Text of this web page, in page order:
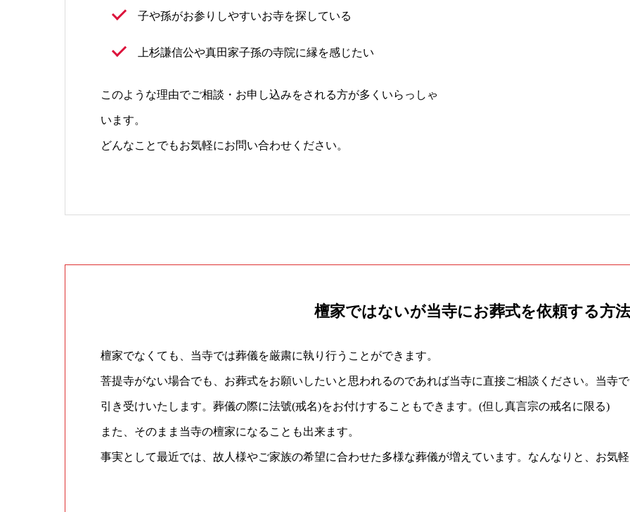
子や孫がお参りしやすいお寺を探している
上杉謙信公や真田家子孫の寺院に縁を感じたい
このような理由でご相談・お申し込みをされる方が多くいらっしゃ
います。
どんなことでもお気軽にお問い合わせください。
檀家ではないが当寺にお葬式を依頼する方法
檀家でなくても、当寺では葬儀を厳粛に執り行うことができます。
菩提寺がない場合でも、お葬式をお願いしたいと思われるのであれば当寺に直接ご相談ください。当寺
引き受けいたします。葬儀の際に法號(戒名)をお付けすることもできます。(但し真言宗の戒名に限る)
また、そのまま当寺の檀家になることも出来ます。
事実として最近では、故人様やご家族の希望に合わせた多様な葬儀が増えています。なんなりと、お気